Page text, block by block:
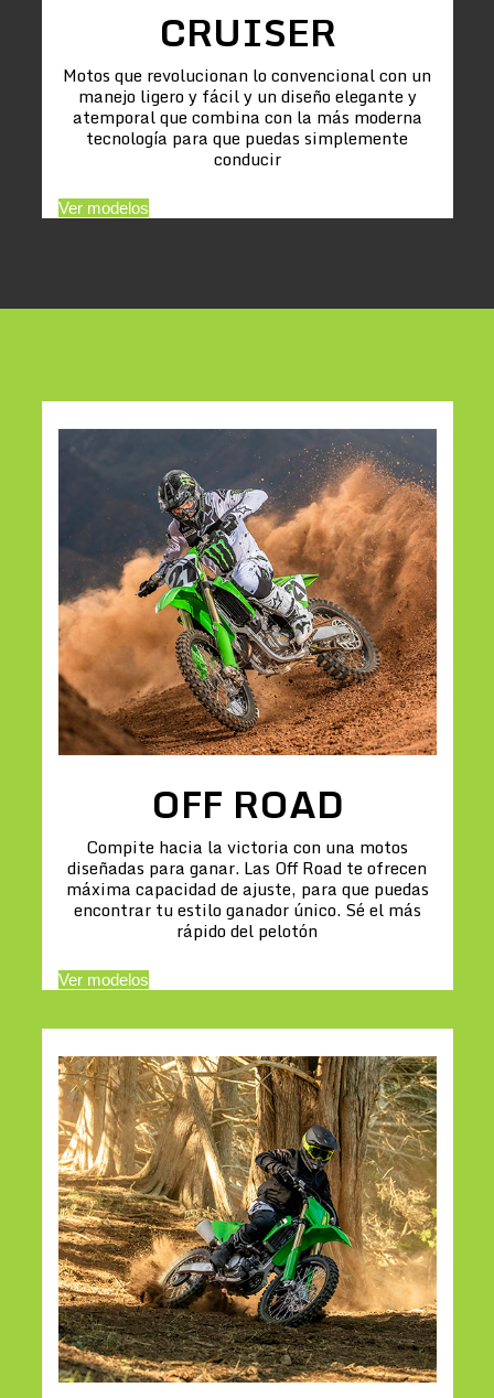
CRUISER
Motos que revolucionan lo convencional con un
manejo ligero y fácil y un diseño elegante y
atemporal que combina con la más moderna
tecnología para que puedas simplemente
conducir
Ver modelos
OFF ROAD
Compite hacia la victoria con una motos
diseñadas para ganar. Las Off Road te ofrecen
máxima capacidad de ajuste, para que puedas
encontrar tu estilo ganador único. Sé el más
rápido del pelotón
Ver modelos